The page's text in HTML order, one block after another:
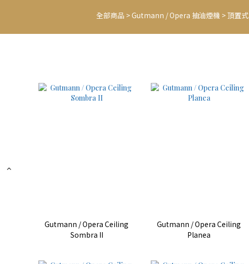
全部商品 >Gutmann / Opera 抽油煙機 >頂置式
Gutmann / Opera Ceiling
Sombra II
Gutmann / Opera Ceiling
Planea